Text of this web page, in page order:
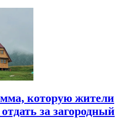
которую жители
за загородный